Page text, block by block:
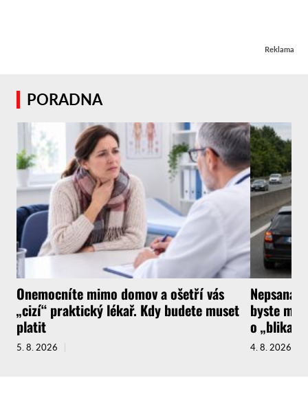
Reklama
PORADNA
Onemocníte mimo domov a ošetří vás
„cizí“ praktický lékař. Kdy budete muset
platit
5. 8. 2026
Nepsaná
byste
o
4. 8. 2026